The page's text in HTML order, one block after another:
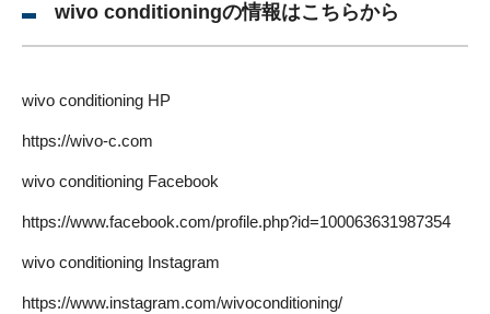
wivo conditioningの情報はこちらから
wivo conditioning HP
https://wivo-c.com
wivo conditioning Facebook
https://www.facebook.com/profile.php?id=100063631987354
wivo conditioning Instagram
https://www.instagram.com/wivoconditioning/